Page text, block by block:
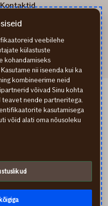
Kontaktid
Arveldus
777 1211
LV
LT
linkedin
ettevõtte kodulehekülge.
tutvuda tingimustega ning
veebilehe
külastuste
kohandamiseks
nii iseenda kui ka
kombineerime neid
võivad Sinu kohta
teavet nende partneritega.
kasutamisega
võid alati oma nõusoleku